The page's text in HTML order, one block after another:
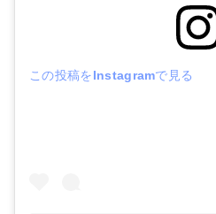
この投稿をInstagramで見る